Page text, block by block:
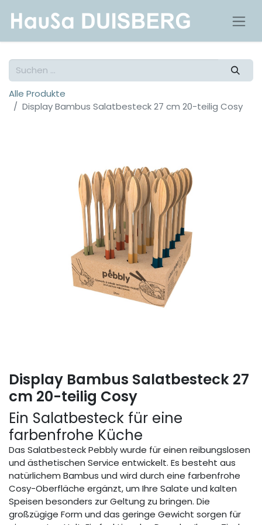
Alle Produkte
Display Bambus Salatbesteck 27 cm 20-teilig Cosy
Display Bambus Salatbesteck 27
cm 20-teilig Cosy
Ein Salatbesteck für eine
farbenfrohe Küche
Das Salatbesteck Pebbly wurde für einen reibungslosen
und ästhetischen Service entwickelt. Es besteht aus
natürlichem Bambus und wird durch eine farbenfrohe
Cosy-Oberfläche ergänzt, um Ihre Salate und kalten
Speisen besonders zur Geltung zu bringen. Die
großzügige Form und das geringe Gewicht sorgen für